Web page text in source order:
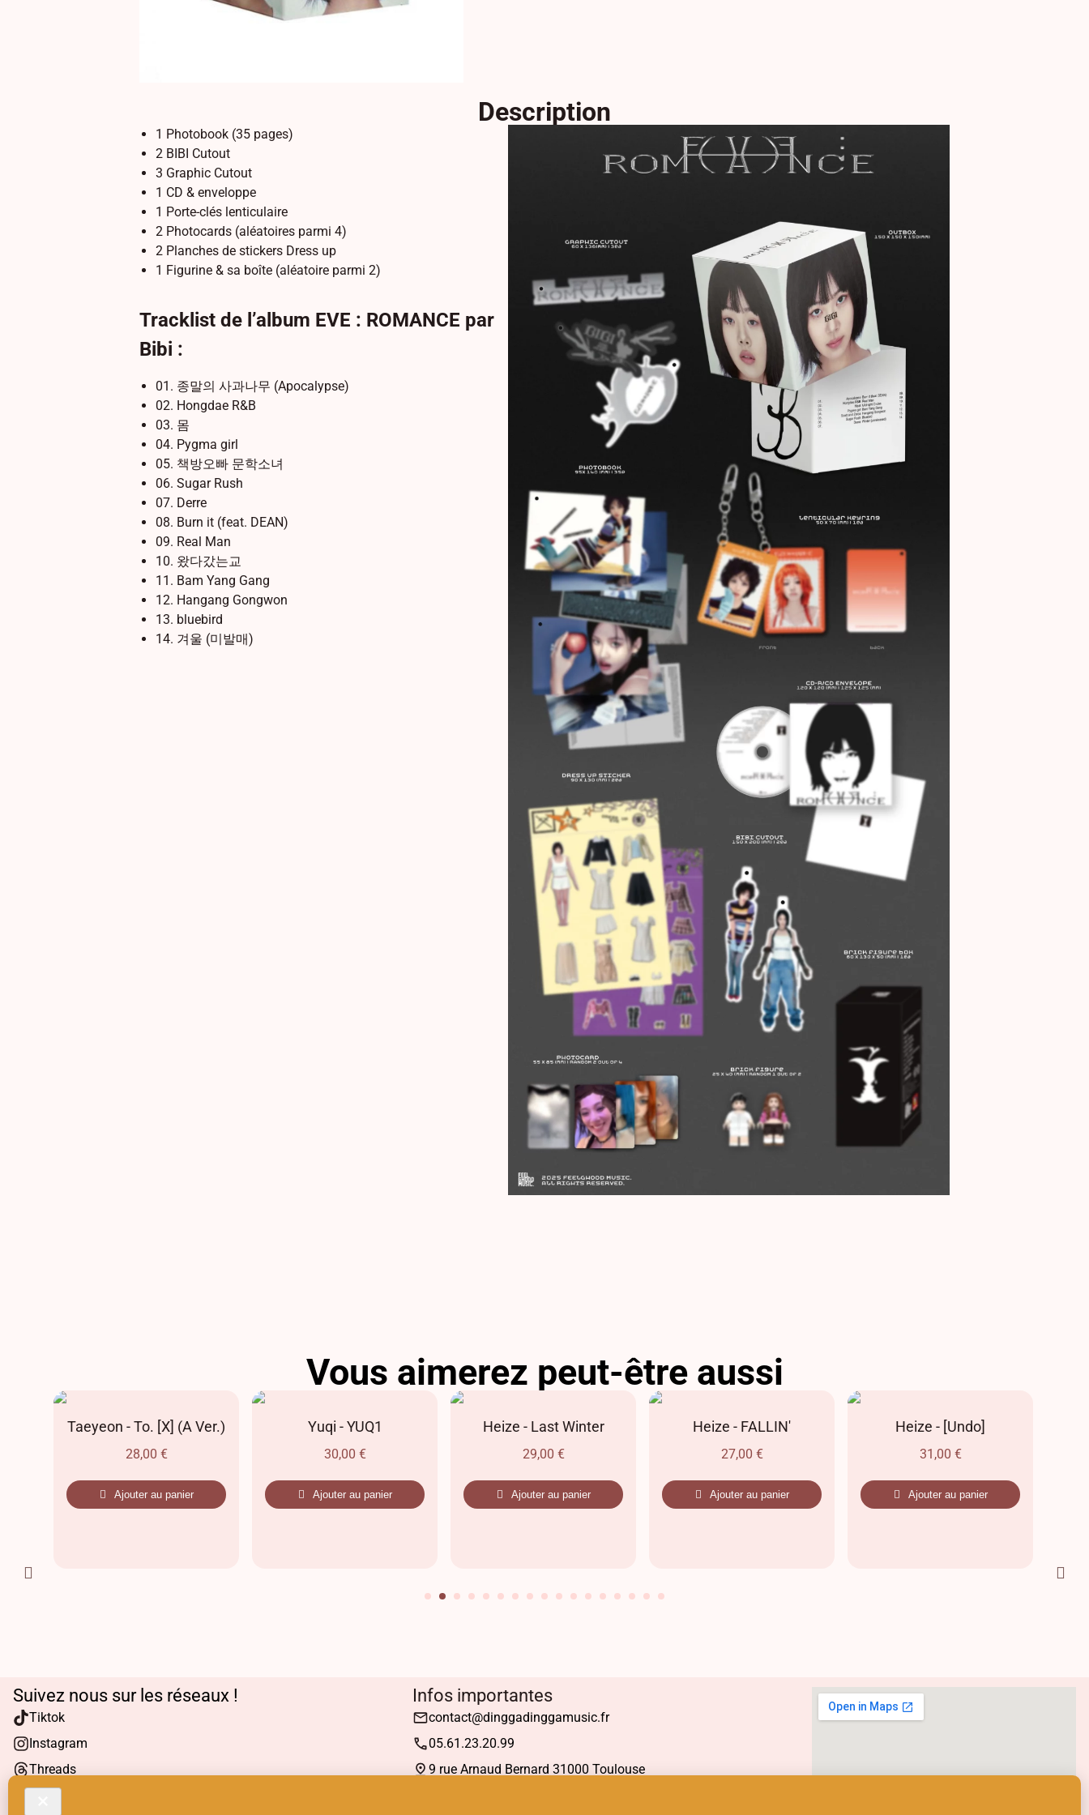
Description
1 Photobook (35 pages)
2 BIBI Cutout
3 Graphic Cutout
1 CD & enveloppe
1 Porte-clés lenticulaire
2 Photocards (aléatoires parmi 4)
2 Planches de stickers Dress up
1 Figurine & sa boîte (aléatoire parmi 2)
Tracklist de l’album EVE : ROMANCE par
Bibi :
01. 종말의 사과나무 (Apocalypse)
02. Hongdae R&B
03. 몸
04. Pygma girl
05. 책방오빠 문학소녀
06. Sugar Rush
07. Derre
08. Burn it (feat. DEAN)
09. Real Man
10. 왔다갔는교
11. Bam Yang Gang
12. Hangang Gongwon
13. bluebird
14. 겨울 (미발매)
Vous aimerez peut-être aussi
Taeyeon - To. [X] (A Ver.)
28,00 €
Ajouter au panier
Yuqi - YUQ1
30,00 €
Ajouter au panier
Heize - Last Winter
29,00 €
Ajouter au panier
Heize - FALLIN'
27,00 €
Ajouter au panier
Heize - [Undo]
31,00 €
Ajouter au panier
Suivez nous sur les réseaux !
Tiktok
Instagram
Threads
Infos importantes
contact@dinggadinggamusic.fr
05.61.23.20.99
9 rue Arnaud Bernard 31000 Toulouse